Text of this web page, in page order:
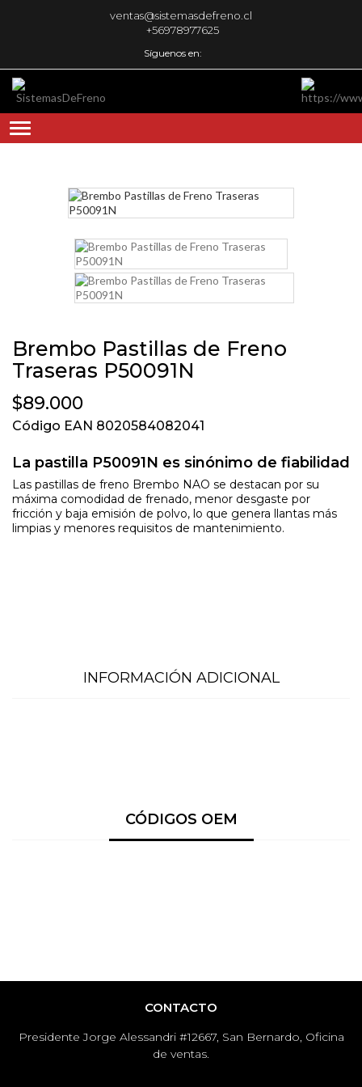
ventas@sistemasdefreno.cl
+56978977625
Síguenos en:
Brembo Pastillas de Freno
Traseras P50091N
$89.000
Código EAN 8020584082041
La pastilla P50091N es sinónimo de fiabilidad
Las pastillas de freno Brembo NAO se destacan por su
máxima comodidad de frenado, menor desgaste por
fricción y baja emisión de polvo, lo que genera llantas más
limpias y menores requisitos de mantenimiento.
INFORMACIÓN ADICIONAL
CÓDIGOS OEM
CONTACTO
Presidente Jorge Alessandri #12667, San Bernardo, Oficina
de ventas.